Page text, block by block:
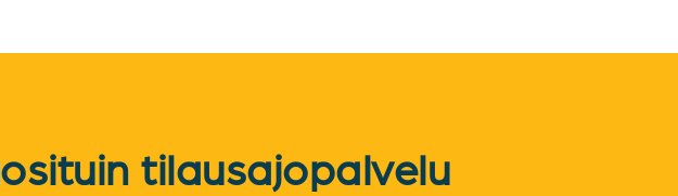
tilausajopalvelu